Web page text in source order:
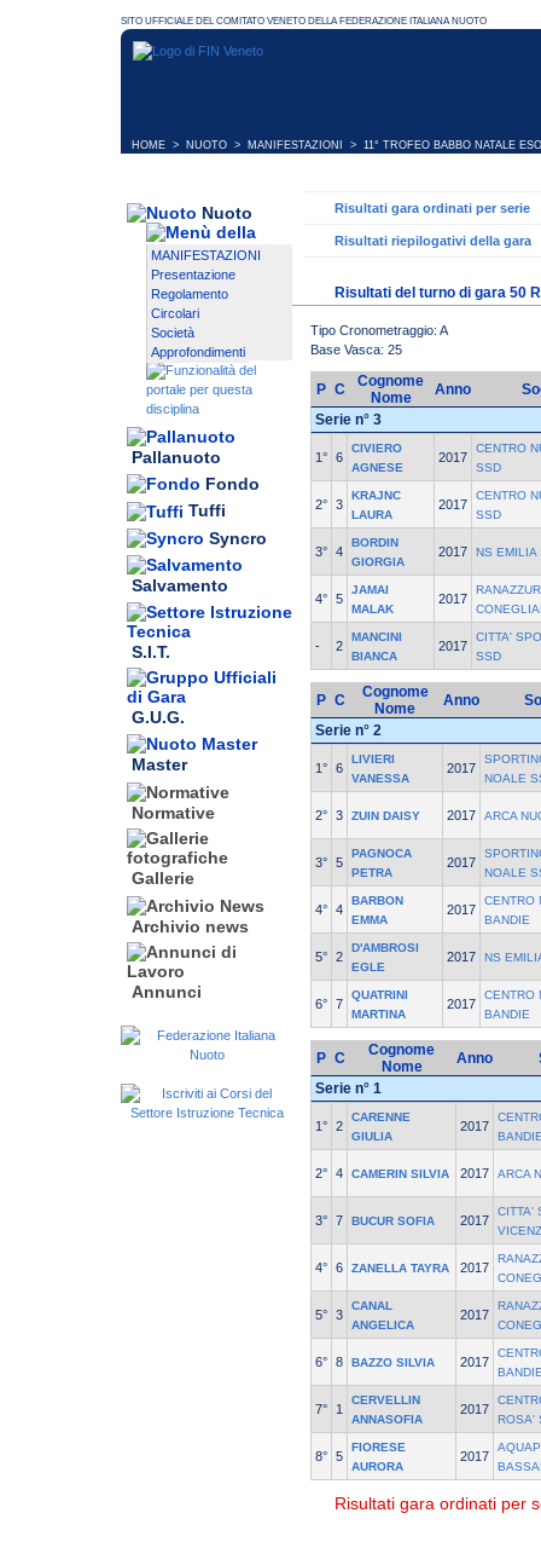
HOME > NUOTO > MANIFESTAZIONI > 11° TROFEO BABBO NATALE
Nuoto
MANIFESTAZIONI
Presentazione
Regolamento
Circolari
Società
Approfondimenti
Pallanuoto
Fondo
Tuffi
Syncro
Salvamento
S.I.T.
G.U.G.
Master
Normative
Gallerie
Archivio news
Annunci
Risultati gara ordinati per serie
Risultati riepilogativi della gara
Risultati del turno di gara 50
Tipo Cronometraggio: A
Base Vasca: 25
P C
Cognome
Nome
Anno
Serie n° 3
1° 6
CIVIERO
AGNESE
2017
CENTRO
SSD
2° 3
KRAJNC
LAURA
2017
CENTRO
SSD
3° 4
BORDIN
GIORGIA
2017 NS EMILIA
4° 5
JAMAI
MALAK
2017
- 2
MANCINI
BIANCA
2017
CITTA'
SSD
P C
Cognome
Nome
Anno
Serie n° 2
1° 6
LIVIERI
VANESSA
2017
NOALE
2° 3 ZUIN DAISY 2017 ARCA
3° 5
PAGNOCA
PETRA
2017
NOALE
4° 4
BARBON
EMMA
2017
CENTRO
BANDIE
5° 2
D'AMBROSI
EGLE
2017 NS
6° 7
QUATRINI
MARTINA
2017
CENTRO
BANDIE
P C
Cognome
Nome
Anno
Serie n° 1
1° 2
CARENNE
GIULIA
2017
2° 4 CAMERIN SILVIA 2017 ARCA
3° 7 BUCUR SOFIA 2017
CITTA'
4° 6 ZANELLA TAYRA 2017
5° 3
CANAL
ANGELICA
2017
6° 8 BAZZO SILVIA 2017
7° 1
CERVELLIN
ANNASOFIA
2017
ROSA'
8° 5
FIORESE
AURORA
2017
Risultati gara ordinati per